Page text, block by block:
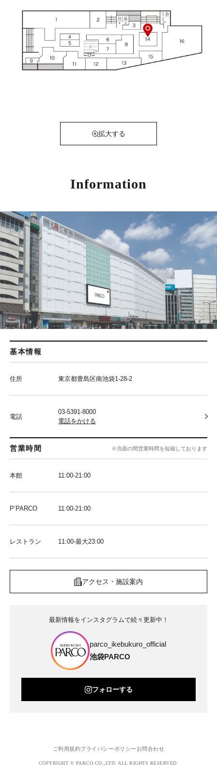
拡大する
Information
基本情報
住所 東京都豊島区南池袋1-28-2
電話
03-5391-8000
電話をかける
営業時間 ※当面の間営業時間を短縮しております
本館 11:00-21:00
P’PARCO 11:00-21:00
レストラン 11:00-最大23:00
アクセス・施設案内
最新情報をインスタグラムで続々更新中！
parco_ikebukuro_official
池袋PARCO
フォローする
ご利用規約プライバシーポリシー お問合わせ
COPYRIGHT © PARCO.CO.,LTD. ALL RIGHTS RESERVED.